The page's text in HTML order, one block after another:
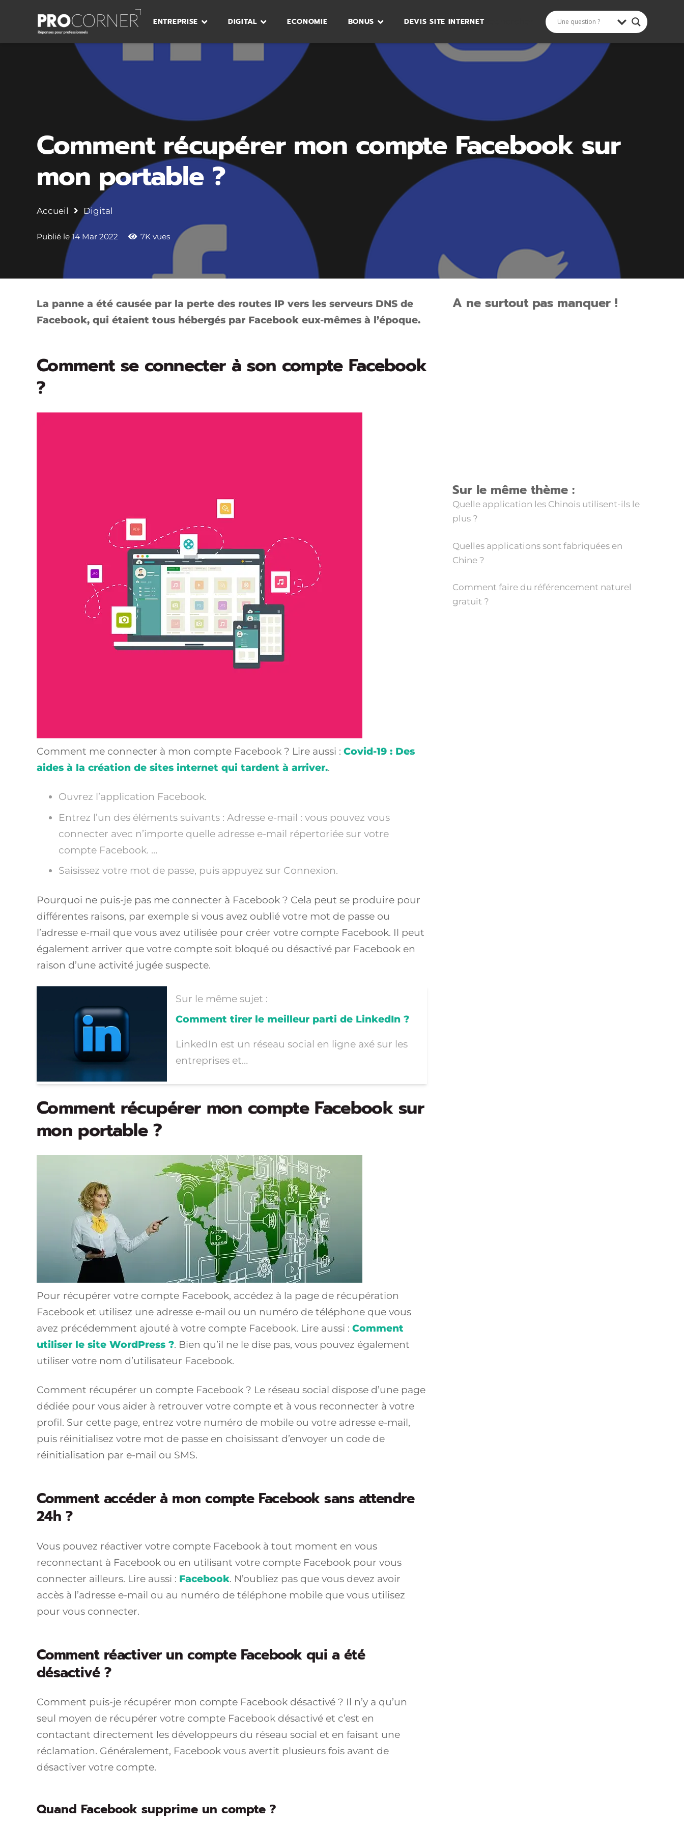
ENTREPRISE DIGITAL ECONOMIE BONUS DEVIS SITE INTERNETRechercher
Comment récupérer mon compte Facebook sur
mon portable ?
Accueil Digital
Publié le14 Mar 2022 7Kvues
La panne a été causée par la perte des routes IP vers les serveurs DNS de
Facebook, qui étaient tous hébergés par Facebook eux-mêmes à l’époque.
Comment se connecter à son compte Facebook
?
Comment me connecter à mon compte Facebook ? Lire aussi : Covid-19 : Des
aides à la création de sites internet qui tardent à arriver..
Ouvrez l’application Facebook.
Entrez l’un des éléments suivants : Adresse e-mail : vous pouvez vous
connecter avec n’importe quelle adresse e-mail répertoriée sur votre
compte Facebook. …
Saisissez votre mot de passe, puis appuyez sur Connexion.
Pourquoi ne puis-je pas me connecter à Facebook ? Cela peut se produire pour
différentes raisons, par exemple si vous avez oublié votre mot de passe ou
l’adresse e-mail que vous avez utilisée pour créer votre compte Facebook. Il peut
également arriver que votre compte soit bloqué ou désactivé par Facebook en
raison d’une activité jugée suspecte.
Sur le même sujet :
Comment tirer le meilleur parti de LinkedIn ?
LinkedIn est un réseau social en ligne axé sur les
entreprises et…
Comment récupérer mon compte Facebook sur
mon portable ?
Pour récupérer votre compte Facebook, accédez à la page de récupération
Facebook et utilisez une adresse e-mail ou un numéro de téléphone que vous
avez précédemment ajouté à votre compte Facebook. Lire aussi : Comment
utiliser le site WordPress ?. Bien qu’il ne le dise pas, vous pouvez également
utiliser votre nom d’utilisateur Facebook.
Comment récupérer un compte Facebook ? Le réseau social dispose d’une page
dédiée pour vous aider à retrouver votre compte et à vous reconnecter à votre
profil. Sur cette page, entrez votre numéro de mobile ou votre adresse e-mail,
puis réinitialisez votre mot de passe en choisissant d’envoyer un code de
réinitialisation par e-mail ou SMS.
Comment accéder à mon compte Facebook sans attendre
24h ?
Vous pouvez réactiver votre compte Facebook à tout moment en vous
reconnectant à Facebook ou en utilisant votre compte Facebook pour vous
connecter ailleurs. Lire aussi : Facebook. N’oubliez pas que vous devez avoir
accès à l’adresse e-mail ou au numéro de téléphone mobile que vous utilisez
pour vous connecter.
Comment réactiver un compte Facebook qui a été
désactivé ?
Comment puis-je récupérer mon compte Facebook désactivé ? Il n’y a qu’un
seul moyen de récupérer votre compte Facebook désactivé et c’est en
contactant directement les développeurs du réseau social et en faisant une
réclamation. Généralement, Facebook vous avertit plusieurs fois avant de
désactiver votre compte.
Quand Facebook supprime un compte ?
A ne surtout pas manquer !
Sur le même thème :
Quelle application les Chinois utilisent-ils le
plus ?
Quelles applications sont fabriquées en
Chine ?
Comment faire du référencement naturel
gratuit ?